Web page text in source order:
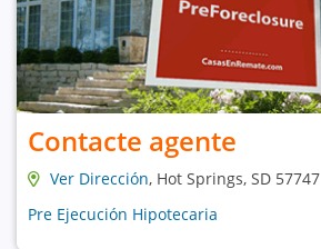
Contacte agente
Ver Dirección, Hot Springs, SD 57747
Pre Ejecución Hipotecaria